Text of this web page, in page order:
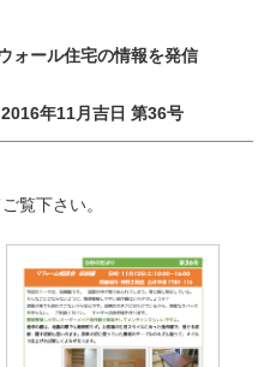
ォール住宅の情報を発信
2016年11月吉日 第36号
覧下さい。